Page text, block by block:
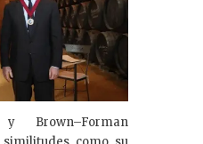
Brown–Forman